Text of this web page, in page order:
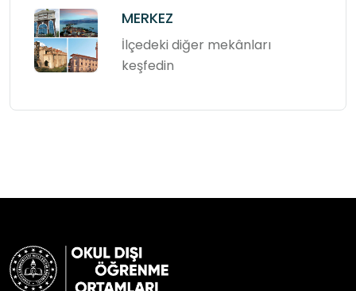
MERKEZ
İlçedeki diğer mekânları
keşfedin